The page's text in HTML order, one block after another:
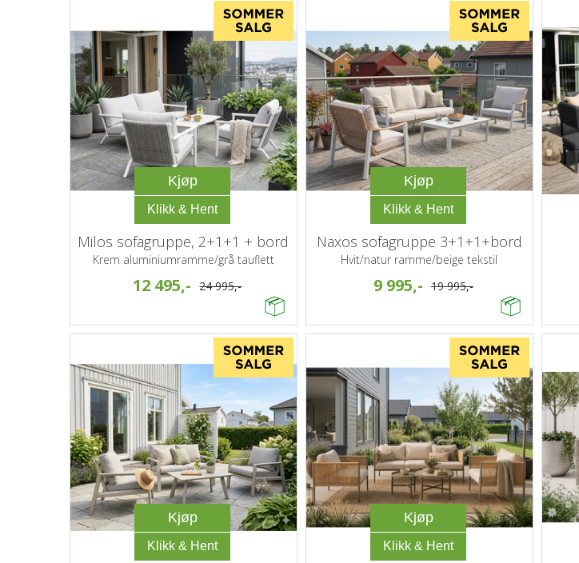
Kjøp
Milos sofagruppe, 2+1+1 + bord
Krem aluminiumramme/grå tauflett
12 495,- 24 995,-
Kjøp
Naxos sofagruppe 3+1+1+bord
Hvit/natur ramme/beige tekstil
9 995,- 19 995,-
Kjøp Kjøp